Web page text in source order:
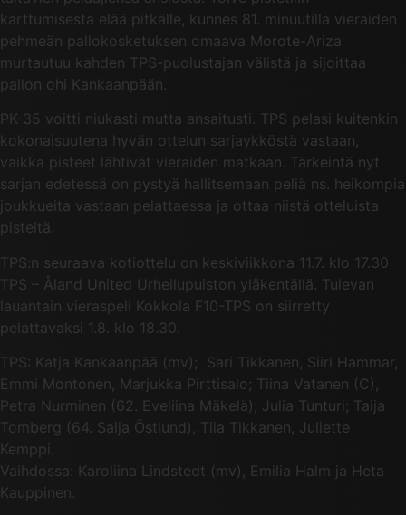
karttumisesta elää pitkälle, kunnes 81. minuutilla vieraiden
pehmeän pallokosketuksen omaava Morote-Ariza
murtautuu kahden TPS-puolustajan välistä ja sijoittaa
pallon ohi Kankaanpään.
PK-35 voitti niukasti mutta ansaitusti. TPS pelasi kuitenkin
kokonaisuutena hyvän ottelun sarjaykköstä vastaan,
vaikka pisteet lähtivät vieraiden matkaan. Tärkeintä nyt
sarjan edetessä on pystyä hallitsemaan peliä ns. heikompia
joukkueita vastaan pelattaessa ja ottaa niistä otteluista
pisteitä.
TPS:n seuraava kotiottelu on keskiviikkona 11.7. klo 17.30
TPS – Åland United Urheilupuiston yläkentällä. Tulevan
lauantain vieraspeli Kokkola F10-TPS on siirretty
pelattavaksi 1.8. klo 18.30.
TPS: Katja Kankaanpää (mv); Sari Tikkanen, Siiri Hammar,
Emmi Montonen, Marjukka Pirttisalo; Tiina Vatanen (C),
Petra Nurminen (62. Eveliina Mäkelä); Julia Tunturi; Taija
Tomberg (64. Saija Östlund), Tiia Tikkanen, Juliette
Kemppi.
Vaihdossa: Karoliina Lindstedt (mv), Emilia Halm ja Heta
Kauppinen.